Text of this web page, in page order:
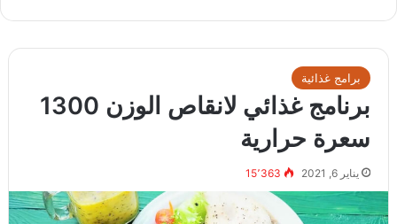
برامج غذائية
برنامج غذائي لانقاص الوزن 1300
سعرة حرارية
يناير 6, 2021 15٬363